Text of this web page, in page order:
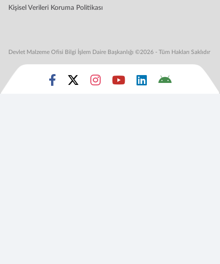
Kişisel Verileri Koruma Politikası
Devlet Malzeme Ofisi Bilgi İşlem Daire Başkanlığı ©2026 - Tüm Hakları Saklıdır